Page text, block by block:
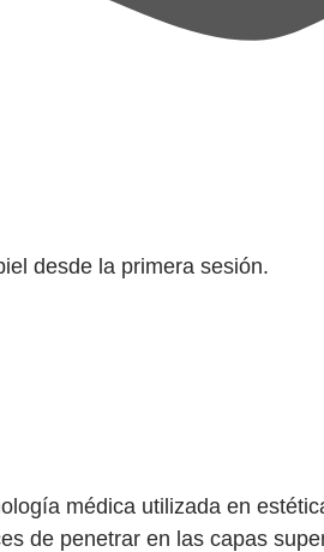
desde la primera sesión.
médica utilizada en
de penetrar en las capas